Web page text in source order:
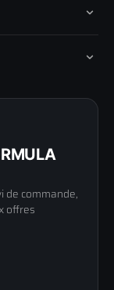
de commande,
offres